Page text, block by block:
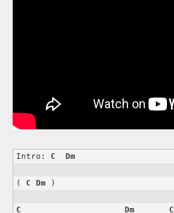
Intro: C Dm
( C Dm )
C Dm
C